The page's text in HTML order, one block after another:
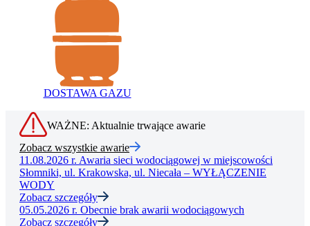
DOSTAWA GAZU
WAŻNE: Aktualnie trwające awarie
Zobacz wszystkie awarie
11.08.2026 r. Awaria sieci wodociągowej w miejscowości
Słomniki, ul. Krakowska, ul. Niecała – WYŁĄCZENIE
WODY
Zobacz szczegóły
05.05.2026 r. Obecnie brak awarii wodociągowych
Zobacz szczegóły